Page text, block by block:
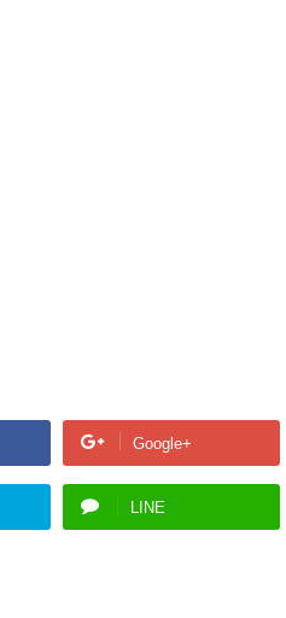
Google+
LINE